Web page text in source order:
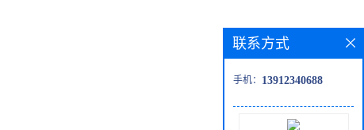
联系方式
手机： 13912340688